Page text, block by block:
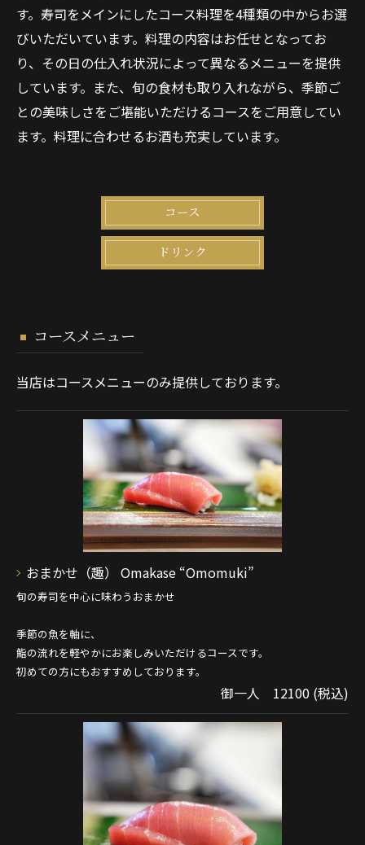
す。寿司をメインにしたコース料理を4種類の中からお選
びいただいています。料理の内容はお任せとなってお
り、その日の仕入れ状況によって異なるメニューを提供
しています。また、旬の食材も取り入れながら、季節ご
との美味しさをご堪能いただけるコースをご用意してい
ます。料理に合わせるお酒も充実しています。
コース
ドリンク
コースメニュー
当店はコースメニューのみ提供しております。
おまかせ（趣） Omakase “Omomuki”
旬の寿司を中心に味わうおまかせ
季節の魚を軸に、
鮨の流れを軽やかにお楽しみいただけるコースです。
初めての方にもおすすめしております。
御一人 12100 (税込)